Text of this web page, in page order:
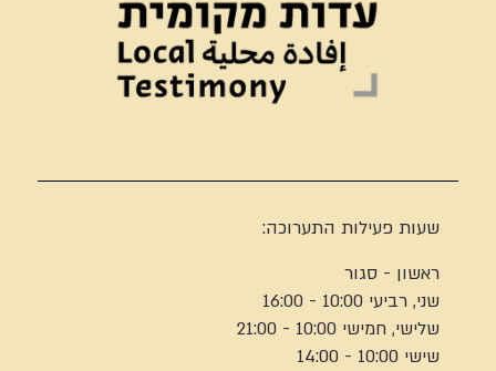
שעות פעילות התערוכה:
ראשון - סגור
שני, רביעי 10:00 - 16:00
שלישי, חמישי 10:00 - 21:00
שישי 10:00 - 14:00